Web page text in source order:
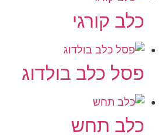
כלב קורגי
פסל כלב בולדוג
כלב תחש